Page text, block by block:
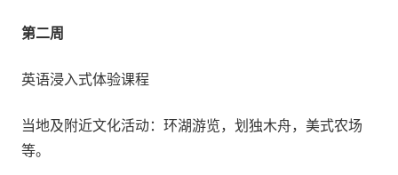
第二周
英语浸入式体验课程
当地及附近文化活动：环湖游览，划独木舟，美式农场
等。